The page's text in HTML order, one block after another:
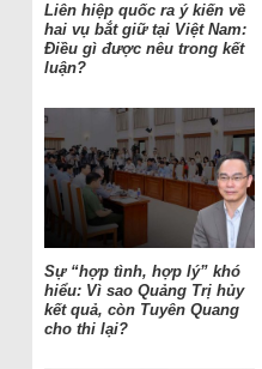
Liên hiệp quốc ra ý kiến về
hai vụ bắt giữ tại Việt Nam:
Điều gì được nêu trong kết
luận?
Sự “hợp tình, hợp lý” khó
hiểu: Vì sao Quảng Trị hủy
kết quả, còn Tuyên Quang
cho thi lại?